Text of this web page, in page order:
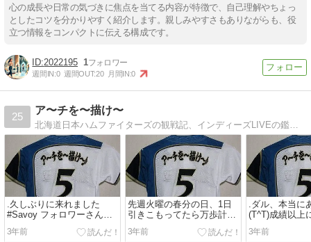
心の成長や日常の気づきに焦点を当てる内容が特徴で、自己理解やちょっ
としたコツを分かりやすく紹介します。親しみやすさもありながらも、役
立つ情報をコンパクトに伝える構成です。
2022195 1
週間IN:0 週間OUT:20 月間IN:0
25
ア〜チを〜描け〜
北海道日本ハムファイターズの観戦記、インディーズLIVEの鑑賞レビュー、その他雑多にもろもろ書いてます。Instagramからのシェアが多いです。
.久しぶりに来れました
#Savoy フォロワーさんの
投稿を見て無性に食べたく
なって...
3年前
先週火曜の春分の日、1日
引きこもってたら万歩計の
歩数が4歩だった(笑)逆に家
の中でい...
3年前
.ダル、本当に
(T^T)成績以上
とめてくれた
で侍達は...
3年前